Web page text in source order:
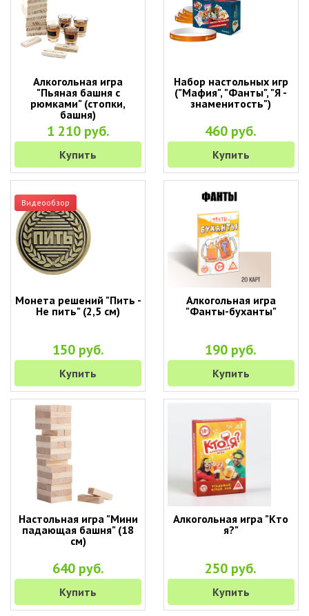
Алкогольная игра
"Пьяная башня с
рюмками" (стопки,
башня)
1 210 руб.
Купить
Набор настольных игр
("Мафия", "Фанты", "Я -
знаменитость")
460 руб.
Купить
Видеообзор
Монета решений "Пить -
Не пить" (2,5 см)
150 руб.
Купить
Алкогольная игра
"Фанты-буханты"
190 руб.
Купить
Настольная игра "Мини
падающая башня" (18
см)
640 руб.
Купить
Алкогольная игра "Кто
я?"
250 руб.
Купить